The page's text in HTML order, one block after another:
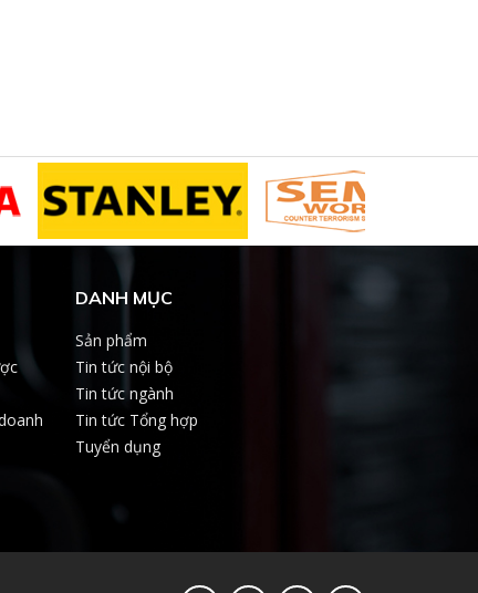
DANH MỤC
Sản phẩm
Tin tức nội bộ
Tin tức ngành
Tin tức Tổng hợp
Tuyển dụng